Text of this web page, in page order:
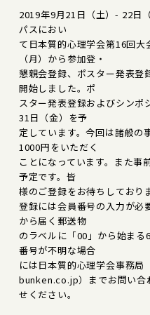
2019年9月21日（土）- 22日
パスにおい
て日本質的心理学会第16回
（月）から参加登・
懇親会登録、ポスター発表登
開始しました。ポ
スター発表登録およびシンポ
31日（金）を予
定しています。今回は諸般の
1000円をいただく
ことになっています。また事
予定です。皆
様のご登録をお待ちしており
登録には会員番号の入力が必
から届く郵送物
のラベルに「00」から始ま
番号が不明な場合
には日本質的心理学会事務局
bunken.co.jp）までお問い合
せください。